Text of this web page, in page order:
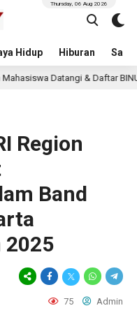
Hidup Hiburan
Thursday, 06 Aug 2026
& Daftar BINUS
Region
Band
2025
75 Admin